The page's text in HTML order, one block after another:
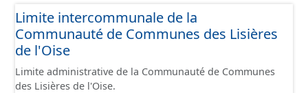
spécifique...).
un changement de code Fantoir ; - un changement du
mode de circulation (automobile ou modes doux) ; - un
changement de circulation (nombre de voies, ...) ; - un
changement de domanialité ou de gestionnaire ; - un
changement de commune ; - une intersection avec un
autre tronçon situé au même niveau. L'ensemble des
Limite intercommunale de la
Communauté de Communes des Lisières
de l'Oise
Limite administrative de la Communauté de Communes
des Lisières de l'Oise.